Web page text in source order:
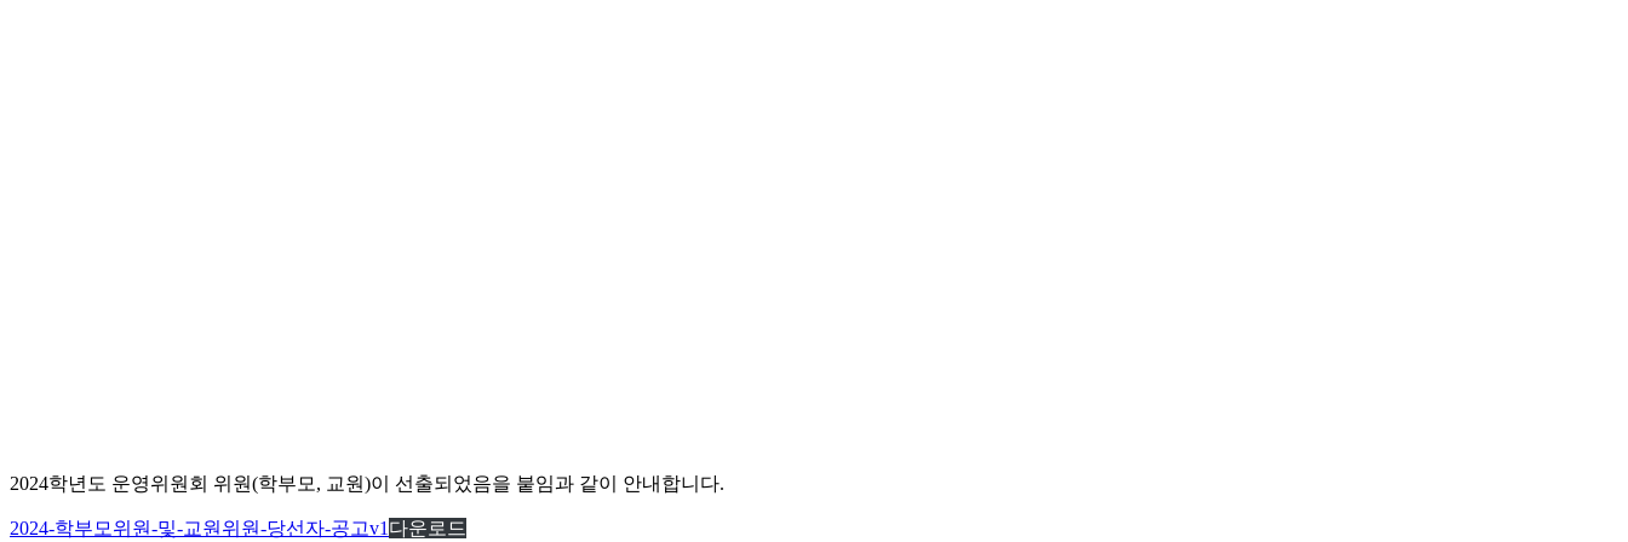
2024학년도 운영위원회 위원(학부모, 교원)이 선출되었음을 붙임과 같이 안내합니다.
2024-학부모위원-및-교원위원-당선자-공고v1 다운로드